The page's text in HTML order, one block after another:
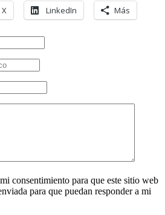
X LinkedIn Más
consentimiento para que este sitio web
para que puedan responder a mi